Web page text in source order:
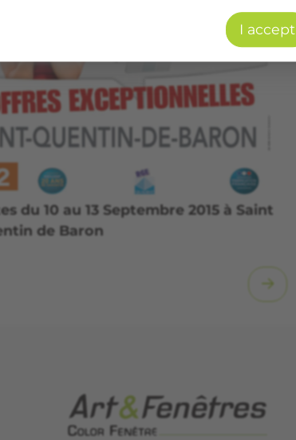
du 10 au 13 Septembre 2015 à Saint
de Baron
I accept